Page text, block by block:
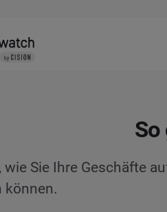
So
wie Sie Ihre Geschäfte
können.